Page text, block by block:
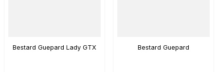
Bestard Guepard Lady GTX Bestard Guepard